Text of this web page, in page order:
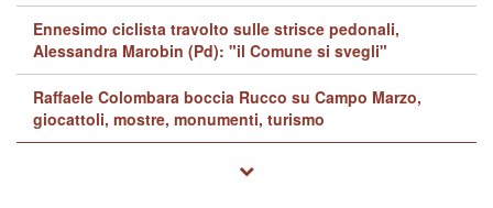
Ennesimo ciclista travolto sulle strisce pedonali,
Alessandra Marobin (Pd): "il Comune si svegli"
Raffaele Colombara boccia Rucco su Campo Marzo,
giocattoli, mostre, monumenti, turismo